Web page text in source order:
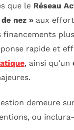
que le Réseau
nez » aux
rapide et
, ainsi qu’un
demeure
ou